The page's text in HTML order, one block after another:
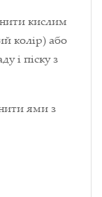
кислим
колір) або
і піску з
ями з